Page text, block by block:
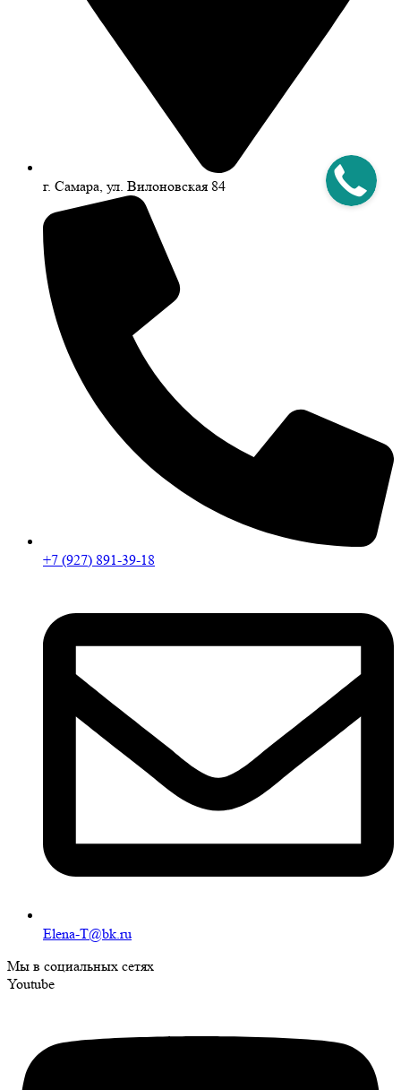
г. Самара, ул. Вилоновская 84
+7 (927) 891-39-18
Elena-T@bk.ru
Мы в социальных сетях
Youtube